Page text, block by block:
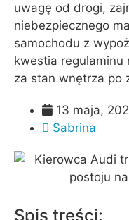
uwagę od drogi,
niebezpiecznego
samochodu z
kwestia regulaminu
za stan wnętrza po
13 maja,
Sabrina
Spis treści: